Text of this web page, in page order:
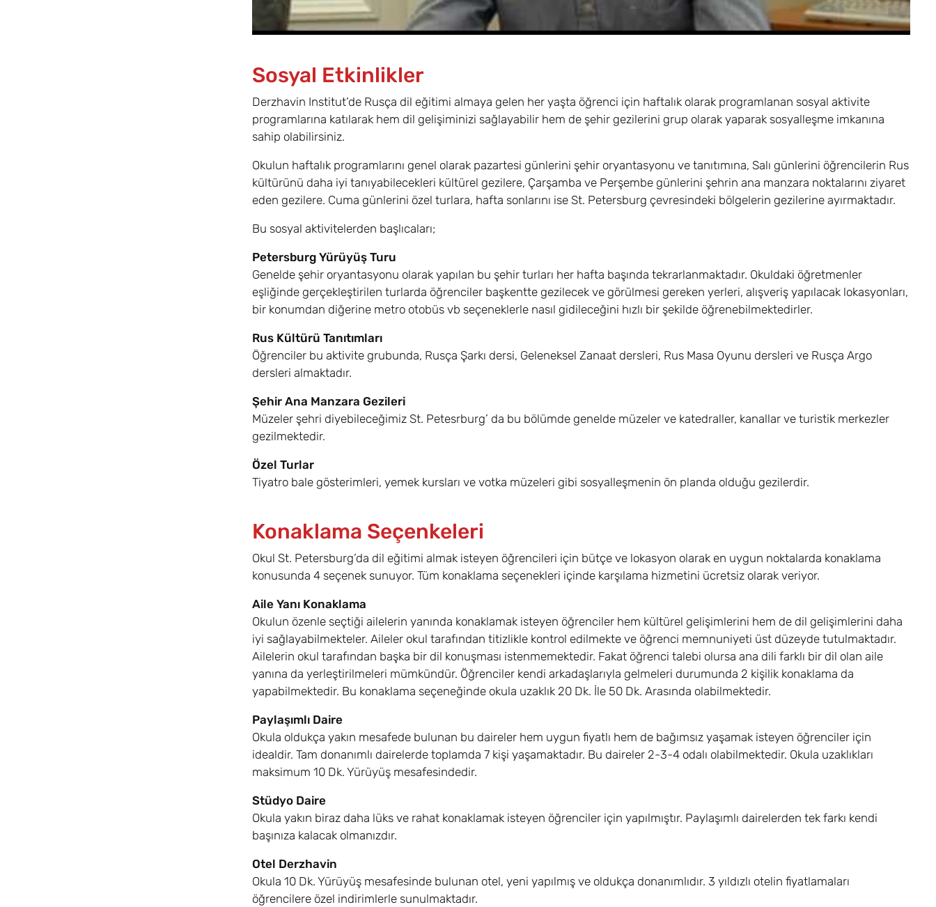
Sosyal Etkinlikler
Derzhavin Institut’de Rusça dil eğitimi almaya gelen her yaşta öğrenci için haftalık olarak programlanan sosyal aktivite
programlarına katılarak hem dil gelişiminizi sağlayabilir hem de şehir gezilerini grup olarak yaparak sosyalleşme imkanına
sahip olabilirsiniz.
Okulun haftalık programlarını genel olarak pazartesi günlerini şehir oryantasyonu ve tanıtımına, Salı günlerini öğrencilerin Rus
kültürünü daha iyi tanıyabilecekleri kültürel gezilere, Çarşamba ve Perşembe günlerini şehrin ana manzara noktalarını ziyaret
eden gezilere. Cuma günlerini özel turlara, hafta sonlarını ise St. Petersburg çevresindeki bölgelerin gezilerine ayırmaktadır.
Bu sosyal aktivitelerden başlıcaları;
Petersburg Yürüyüş Turu
Genelde şehir oryantasyonu olarak yapılan bu şehir turları her hafta başında tekrarlanmaktadır. Okuldaki öğretmenler
eşliğinde gerçekleştirilen turlarda öğrenciler başkentte gezilecek ve görülmesi gereken yerleri, alışveriş yapılacak lokasyonları,
bir konumdan diğerine metro otobüs vb seçeneklerle nasıl gidileceğini hızlı bir şekilde öğrenebilmektedirler.
Rus Kültürü Tanıtımları
Öğrenciler bu aktivite grubunda, Rusça Şarkı dersi, Geleneksel Zanaat dersleri, Rus Masa Oyunu dersleri ve Rusça Argo
dersleri almaktadır.
Şehir Ana Manzara Gezileri
Müzeler şehri diyebileceğimiz St. Petesrburg’ da bu bölümde genelde müzeler ve katedraller, kanallar ve turistik merkezler
gezilmektedir.
Özel Turlar
Tiyatro bale gösterimleri, yemek kursları ve votka müzeleri gibi sosyalleşmenin ön planda olduğu gezilerdir.
Konaklama Seçenkeleri
Okul St. Petersburg’da dil eğitimi almak isteyen öğrencileri için bütçe ve lokasyon olarak en uygun noktalarda konaklama
konusunda 4 seçenek sunuyor. Tüm konaklama seçenekleri içinde karşılama hizmetini ücretsiz olarak veriyor.
Aile Yanı Konaklama
Okulun özenle seçtiği ailelerin yanında konaklamak isteyen öğrenciler hem kültürel gelişimlerini hem de dil gelişimlerini daha
iyi sağlayabilmekteler. Aileler okul tarafından titizlikle kontrol edilmekte ve öğrenci memnuniyeti üst düzeyde tutulmaktadır.
Ailelerin okul tarafından başka bir dil konuşması istenmemektedir. Fakat öğrenci talebi olursa ana dili farklı bir dil olan aile
yanına da yerleştirilmeleri mümkündür. Öğrenciler kendi arkadaşlarıyla gelmeleri durumunda 2 kişilik konaklama da
yapabilmektedir. Bu konaklama seçeneğinde okula uzaklık 20 Dk. İle 50 Dk. Arasında olabilmektedir.
Paylaşımlı Daire
Okula oldukça yakın mesafede bulunan bu daireler hem uygun fiyatlı hem de bağımsız yaşamak isteyen öğrenciler için
idealdir. Tam donanımlı dairelerde toplamda 7 kişi yaşamaktadır. Bu daireler 2-3-4 odalı olabilmektedir. Okula uzaklıkları
maksimum 10 Dk. Yürüyüş mesafesindedir.
Stüdyo Daire
Okula yakın biraz daha lüks ve rahat konaklamak isteyen öğrenciler için yapılmıştır. Paylaşımlı dairelerden tek farkı kendi
başınıza kalacak olmanızdır.
Otel Derzhavin
Okula 10 Dk. Yürüyüş mesafesinde bulunan otel, yeni yapılmış ve oldukça donanımlıdır. 3 yıldızlı otelin fiyatlamaları
öğrencilere özel indirimlerle sunulmaktadır.